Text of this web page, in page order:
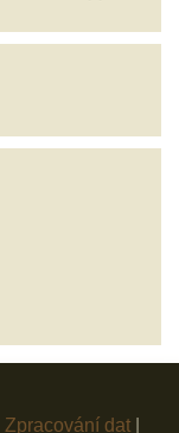
Zpracování dat